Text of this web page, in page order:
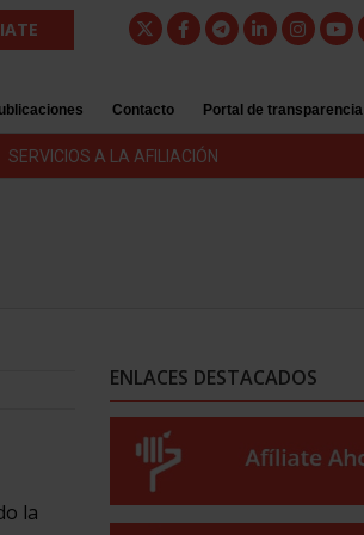
Contacto Portal de transparencia
SERVICIOS A LA AFILIACIÓN
la
ENLACES DESTACADOS